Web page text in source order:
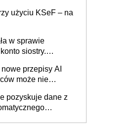
użyciu KSeF – na
w sprawie
siostry.
nie będzie
przepisy AI
może nie
pozyskuje dane z